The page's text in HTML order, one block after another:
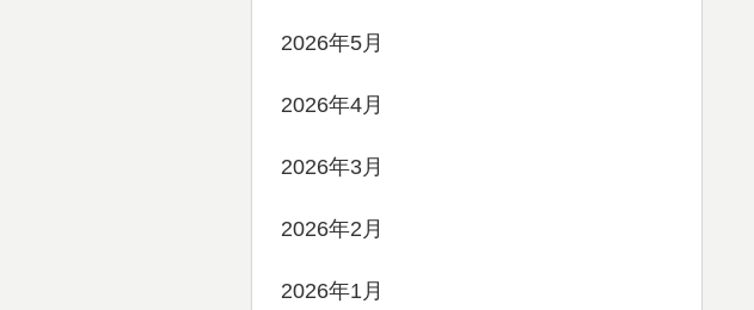
2026年5月
2026年4月
2026年3月
2026年2月
2026年1月